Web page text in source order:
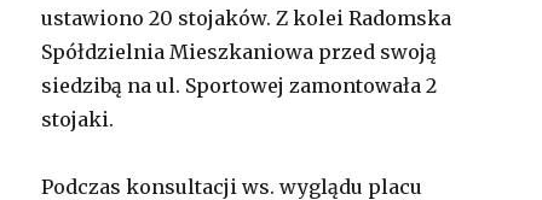
ustawiono 20 stojaków. Z kolei Radomska
Spółdzielnia Mieszkaniowa przed swoją
siedzibą na ul. Sportowej zamontowała 2
stojaki.
Podczas konsultacji ws. wyglądu placu